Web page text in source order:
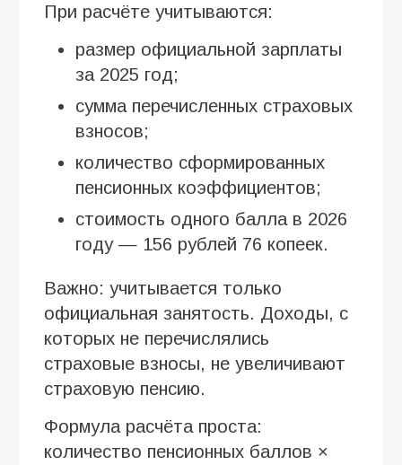
При расчёте учитываются:
размер официальной зарплаты
за 2025 год;
сумма перечисленных страховых
взносов;
количество сформированных
пенсионных коэффициентов;
стоимость одного балла в 2026
году — 156 рублей 76 копеек.
Важно: учитывается только
официальная занятость. Доходы, с
которых не перечислялись
страховые взносы, не увеличивают
страховую пенсию.
Формула расчёта проста:
количество пенсионных баллов ×